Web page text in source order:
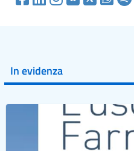
In evidenza